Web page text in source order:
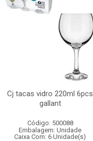
Cj tacas vidro 220ml 6pcs
gallant
Código: 500088
Embalagem: Unidade
Caixa Com: 6 Unidade(s)